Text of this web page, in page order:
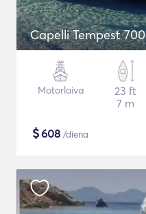
Capelli Tempest 700
Motorlaiva
23 ft
7 m
$608 /diena